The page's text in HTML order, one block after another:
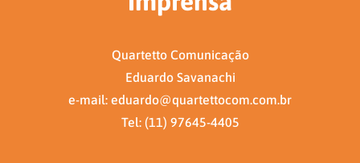
Quartetto Comunicação
Eduardo Savanachi
e-mail: eduardo@quartettocom.com.br
Tel: (11) 97645-4405